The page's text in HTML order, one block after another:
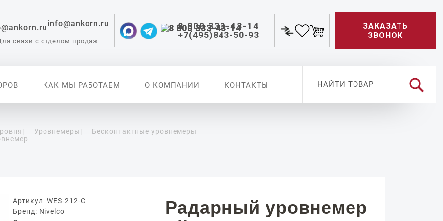
info@ankorn.ru
связи с отделом продаж
8 800 333-43-14
+7(495)843-50-93
ЗАКАЗАТЬ
ЗВОНОК
КАК МЫ РАБОТАЕМ О КОМПАНИИ КОНТАКТЫ
для
| Уровнемеры|
Бесконтактные уровнемеры
Артикул: WES-212-C
Бренд: Nivelco
Радарный уровнемер